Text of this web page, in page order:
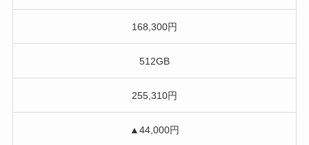
168,300円
512GB
255,310円
▲44,000円